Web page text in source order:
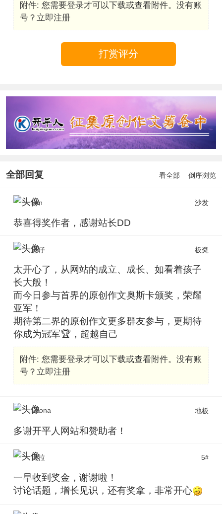
附件: 您需要登录才可以下载或查看附件。没有账
号？ 立即注册
打赏评分
全部回复 看全部 倒序浏览
沙发
ken
恭喜得奖作者，感谢站长DD
板凳
忠仔
太开心了，从网站的成立、成长、如看着孩子
长大般！
而今日参与首界的原创作文奥斯卡颁奖，荣耀
亚军！
期待第二界的原创作文更多群友参与，更期待
你成为冠军🏆，超越自己
附件: 您需要登录才可以下载或查看附件。没有账
号？ 立即注册
地板
Leona
多谢开平人网站和赞助者！
5#
贝拉
一早收到奖金，谢谢啦！
讨论话题，增长见识，还有奖拿，非常开心